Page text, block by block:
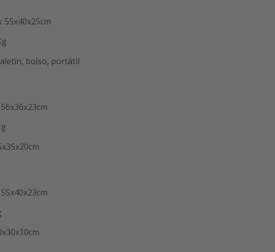
55x40x25cm
bolso, portátil